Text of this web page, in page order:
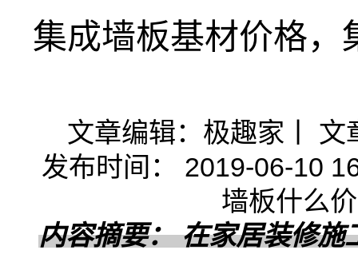
集成墙板基材价格，
文章编辑：极趣家丨
发布时间： 2019-06-10
墙板什么
内容摘要： 在家居装修施